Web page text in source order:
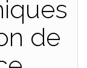
de